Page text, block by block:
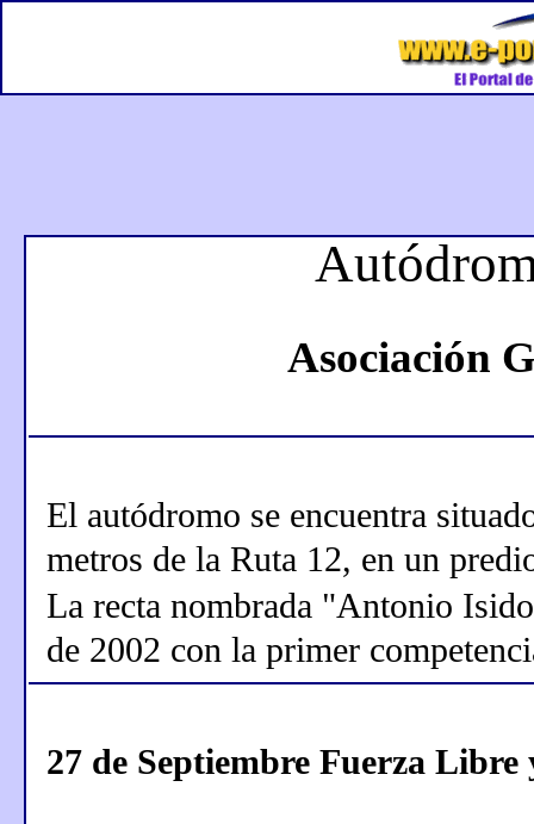
Asociación
El autódromo se encuentra
metros de la Ruta 12, en un
La recta nombrada "Antonio
de 2002 con la primer
27 de Septiembre Fuerza Libre